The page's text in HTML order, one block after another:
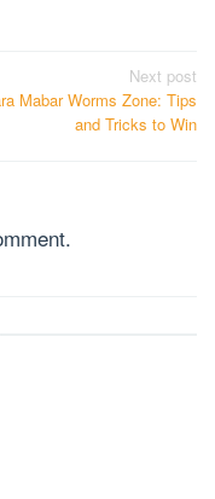
Next post
Mabar Worms Zone: Tips
and Tricks to Win